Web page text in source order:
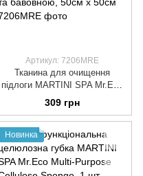
Артикул: 7206MRE
Тканина для очищення
підлоги MARTINI SPA Mr.Eco
Floor Cloth With Bamboo And
Cotton With Natural Fibres з
бамбуком та бавовною, 50см
x 50см
309 грн
Новинка